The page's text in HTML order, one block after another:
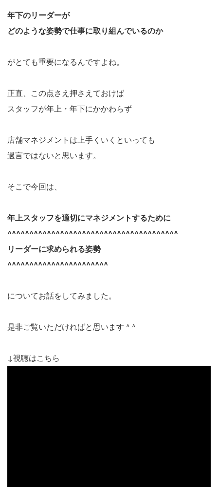
年下のリーダーが
どのような姿勢で仕事に取り組んでいるのか
がとても重要になるんですよね。
正直、この点さえ押さえておけば
スタッフが年上・年下にかかわらず
店舗マネジメントは上手くいくといっても
過言ではないと思います。
そこで今回は、
年上スタッフを適切にマネジメントするために
^^^^^^^^^^^^^^^^^^^^^^^^^^^^^^^^^^^^^^^
リーダーに求められる姿勢
^^^^^^^^^^^^^^^^^^^^^^^
についてお話をしてみました。
是非ご覧いただければと思います ^ ^
↓視聴はこちら